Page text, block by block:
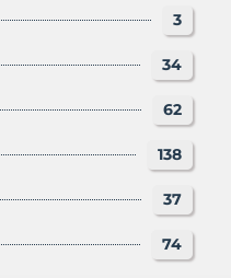
3
34
62
138
37
74